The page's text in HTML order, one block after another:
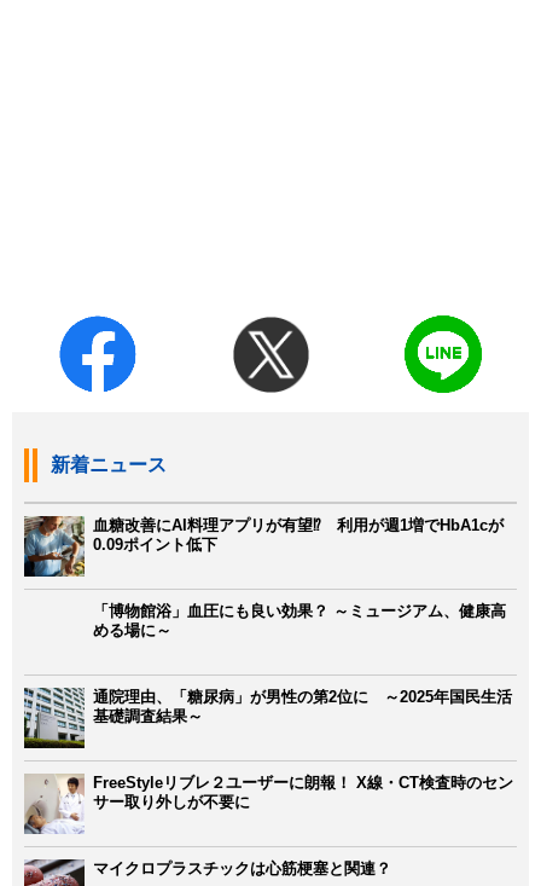
新着ニュース
血糖改善にAI料理アプリが有望⁉ 利用が週1増でHbA1cが
0.09ポイント低下
「博物館浴」血圧にも良い効果？ ～ミュージアム、健康高
める場に～
通院理由、「糖尿病」が男性の第2位に ～2025年国民生活
基礎調査結果～
FreeStyleリブレ２ユーザーに朗報！ X線・CT検査時のセン
サー取り外しが不要に
マイクロプラスチックは心筋梗塞と関連？